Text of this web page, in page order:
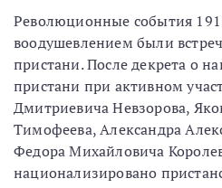
Революционные события
воодушевлением были
пристани. После декрета о
пристани при активном
Дмитриевича Невзорова,
Тимофеева, Александра
Федора Михайловича
национализировано